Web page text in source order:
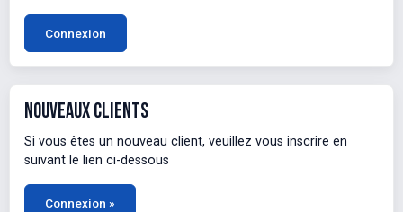
Connexion
nouveaux clients
Si vous êtes un nouveau client, veuillez vous inscrire en
suivant le lien ci-dessous
Connexion »